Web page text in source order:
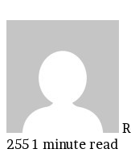
255 1 minute read